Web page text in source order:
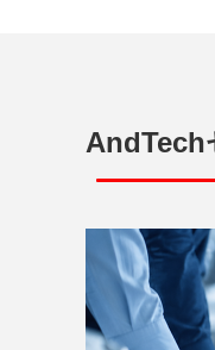
AndTech